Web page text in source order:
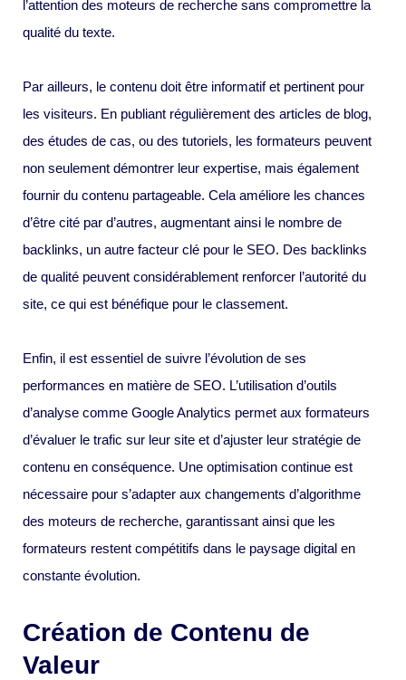
l’attention des moteurs de recherche sans compromettre la
qualité du texte.
Par ailleurs, le contenu doit être informatif et pertinent pour
les visiteurs. En publiant régulièrement des articles de blog,
des études de cas, ou des tutoriels, les formateurs peuvent
non seulement démontrer leur expertise, mais également
fournir du contenu partageable. Cela améliore les chances
d’être cité par d’autres, augmentant ainsi le nombre de
backlinks, un autre facteur clé pour le SEO. Des backlinks
de qualité peuvent considérablement renforcer l’autorité du
site, ce qui est bénéfique pour le classement.
Enfin, il est essentiel de suivre l’évolution de ses
performances en matière de SEO. L’utilisation d’outils
d’analyse comme Google Analytics permet aux formateurs
d’évaluer le trafic sur leur site et d’ajuster leur stratégie de
contenu en conséquence. Une optimisation continue est
nécessaire pour s’adapter aux changements d’algorithme
des moteurs de recherche, garantissant ainsi que les
formateurs restent compétitifs dans le paysage digital en
constante évolution.
Création de Contenu de
Valeur